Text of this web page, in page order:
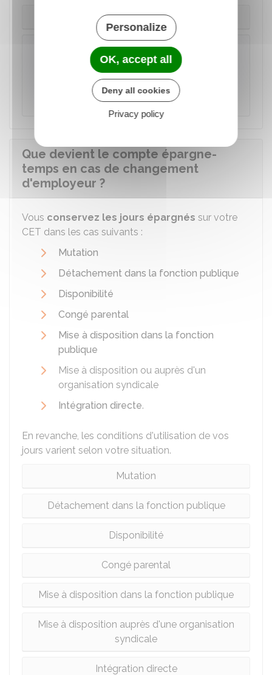
Votre CET compte plus de 15 jours
En cas de décèsd'un agent ayant ouvert
ayants droitsbénéficient de
l'indemnisation des jours épargnés.
Que devient le compte épargne-
temps en cas de changement
d'employeur ?
Vous conservez les jours épargnés sur votre
CET dans les cas suivants :
Mutation
Détachement dans la fonction publique
Disponibilité
Congé parental
Mise à disposition dans la fonction
publique
Mise à disposition ou auprès d'un
organisation syndicale
Intégration directe.
En revanche, les conditions d'utilisation de vos
jours varient selon votre situation.
Mutation
Détachement dans la fonction publique
Disponibilité
Congé parental
Mise à disposition dans la fonction publique
Mise à disposition auprès d'une organisation
syndicale
Intégration directe
Personalize
OK, accept all
Deny all cookies
Privacy policy